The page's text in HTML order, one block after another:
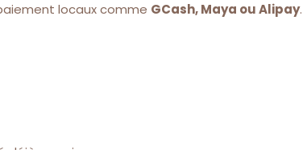
locaux comme GCash, Maya ou Alipay.